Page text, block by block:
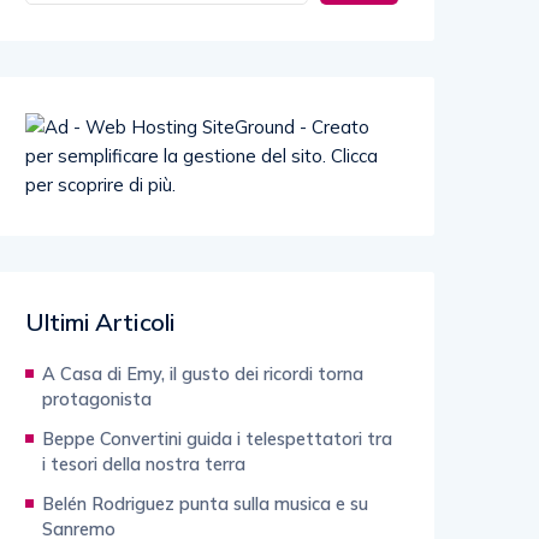
Ultimi Articoli
A Casa di Emy, il gusto dei ricordi torna
protagonista
Beppe Convertini guida i telespettatori tra
i tesori della nostra terra
Belén Rodriguez punta sulla musica e su
Sanremo